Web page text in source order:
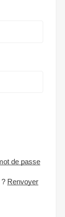
de passe
? Renvoyer